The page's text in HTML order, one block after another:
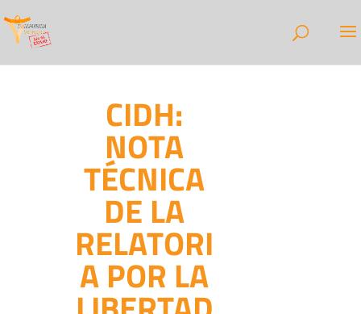
CIDH:
NOTA
TÉCNICA
DE LA
RELATORI
A POR LA